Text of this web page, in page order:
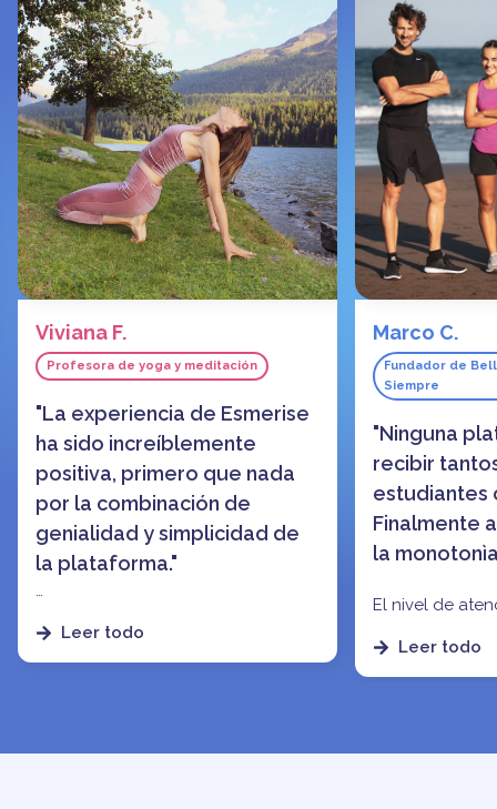
Viviana F.
Profesora de yoga y meditación
"La experiencia de Esmerise
ha sido increíblemente
positiva, primero que nada
por la combinación de
genialidad y simplicidad de
la plataforma."
o contenido textual, y el chat de
grupo que permite a los
Leer todo
Marco C.
Fundador de
Siempre
"Ninguna
recibir
estudiantes
Finalmente
la
El nivel de
las funciones
community me
Leer todo